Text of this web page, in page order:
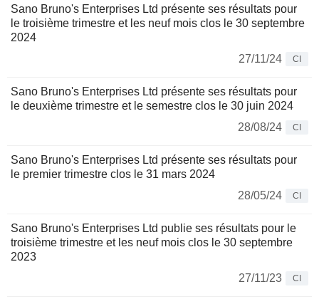
Sano Bruno's Enterprises Ltd présente ses résultats pour
le troisième trimestre et les neuf mois clos le 30 septembre
2024
27/11/24
CI
Sano Bruno's Enterprises Ltd présente ses résultats pour
le deuxième trimestre et le semestre clos le 30 juin 2024
28/08/24
CI
Sano Bruno's Enterprises Ltd présente ses résultats pour
le premier trimestre clos le 31 mars 2024
28/05/24
CI
Sano Bruno's Enterprises Ltd publie ses résultats pour le
troisième trimestre et les neuf mois clos le 30 septembre
2023
27/11/23
CI